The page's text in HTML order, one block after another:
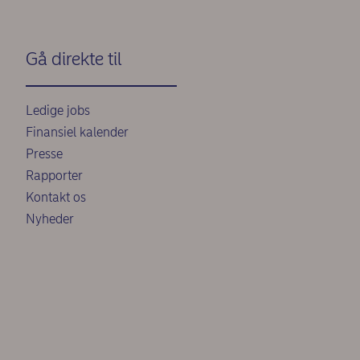
Gå direkte til
Ledige jobs
Finansiel kalender
Presse
Rapporter
Kontakt os
Nyheder